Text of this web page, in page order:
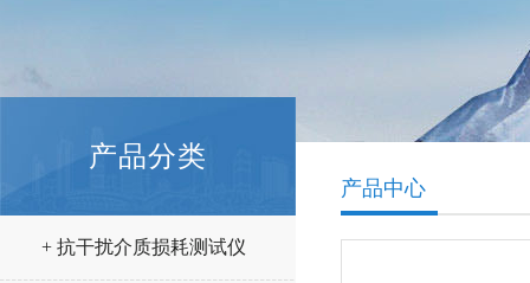
产品分类
+ 抗干扰介质损耗测试仪
产品中心